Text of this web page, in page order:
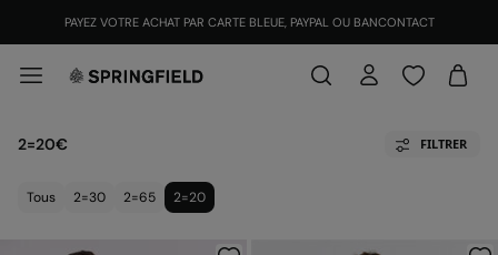
REJOIGNEZGRATUITEMENT LE SPRINGFIELD CLUB ET RECEVEZ 12 €
2=20€ FILTRER
Tous 2=30 2=65 2=20